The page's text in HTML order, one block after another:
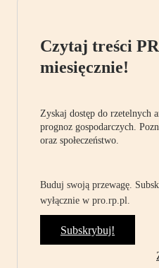
Czytaj treści
miesięcznie!
Zyskaj dostęp do rzetelnych
prognoz gospodarczych.
oraz społeczeństwo.
Buduj swoją przewagę.
wyłącznie w pro.rp.pl.
Subskrybuj!